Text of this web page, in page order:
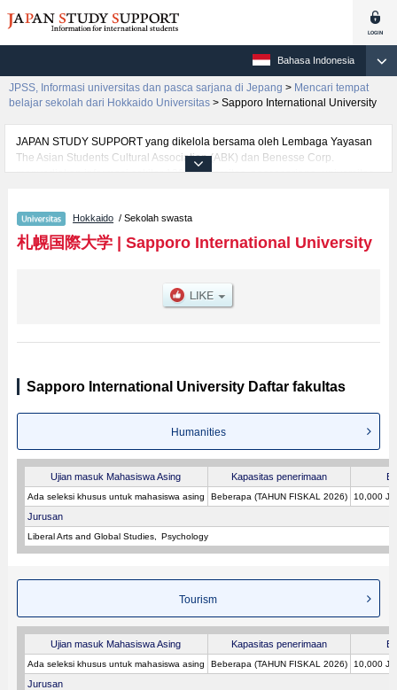
Bahasa Indonesia
JPSS, Informasi universitas dan pasca sarjana di Jepang > Mencari tempat
belajar sekolah dari Hokkaido Universitas > Sapporo International University
JAPAN STUDY SUPPORT yang dikelola bersama oleh Lembaga Yayasan
The Asian Students Cultural Association (ABK) dan Benesse Corp.
menyediakan informasi sekitar 1300 universitas, pascasarjana, universitas
mencakup informasi per fakultas seperti Fakultas HumanitiesatauFakultas
TourismatauFakultas Sports Human, serta berbagai informasi yang berguna
bagi mahasiswa(i) mancanegara seperti kuota untuk jumlah pendaftar dan
mengenai ujian masuk, prasarana kampus, akses jalan, dan lainnya.
Hokkaido / Sekolah swasta
札幌国際大学| Sapporo International University
Sapporo International University Daftar fakultas
Humanities
Ujian masuk Mahasiswa Asing Kapasitas penerimaan
Ada seleksi khusus untuk mahasiswa asing Beberapa (TAHUN FISKAL 2026) 10,000
Jurusan
Liberal Arts and Global Studies Psychology
Tourism
Ujian masuk Mahasiswa Asing Kapasitas penerimaan
Ada seleksi khusus untuk mahasiswa asing Beberapa (TAHUN FISKAL 2026) 10,000
Jurusan